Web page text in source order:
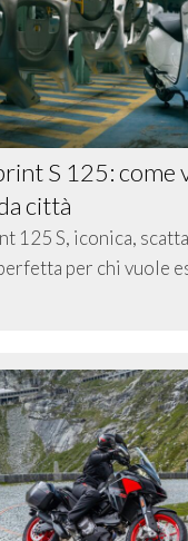
S 125: come
città
125 S, iconica,
per chi vuole